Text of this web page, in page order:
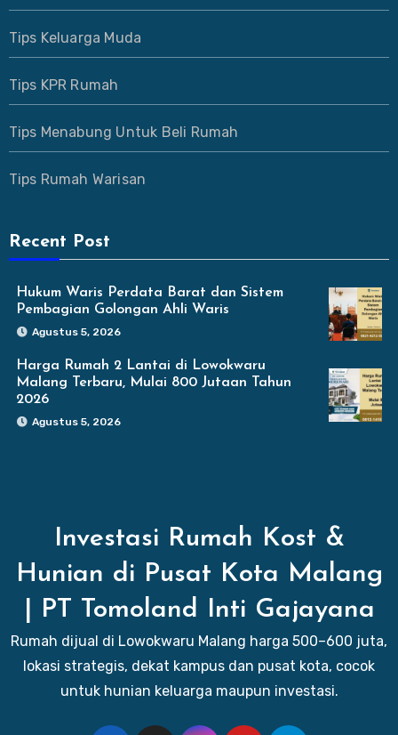
Tips Keluarga Muda
Tips KPR Rumah
Tips Menabung Untuk Beli Rumah
Tips Rumah Warisan
Recent Post
Hukum Waris Perdata Barat dan Sistem
Pembagian Golongan Ahli Waris
Agustus 5, 2026
Harga Rumah 2 Lantai di Lowokwaru
Malang Terbaru, Mulai 800 Jutaan Tahun
2026
Agustus 5, 2026
Investasi Rumah Kost &
Hunian di Pusat Kota Malang
| PT Tomoland Inti Gajayana
Rumah dijual di Lowokwaru Malang harga 500–600 juta,
lokasi strategis, dekat kampus dan pusat kota, cocok
untuk hunian keluarga maupun investasi.